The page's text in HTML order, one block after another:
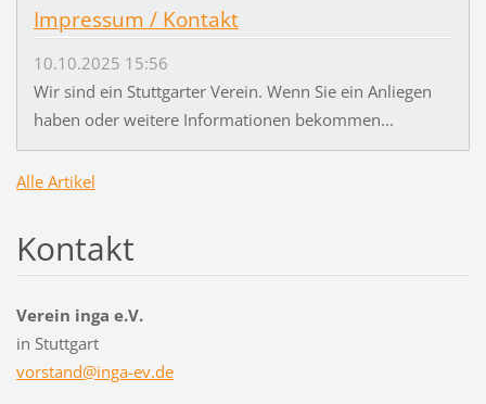
Impressum / Kontakt
10.10.2025 15:56
Wir sind ein Stuttgarter Verein. Wenn Sie ein Anliegen
haben oder weitere Informationen bekommen...
Alle Artikel
Kontakt
Verein inga e.V.
in Stuttgart
vorstand@inga-ev.de